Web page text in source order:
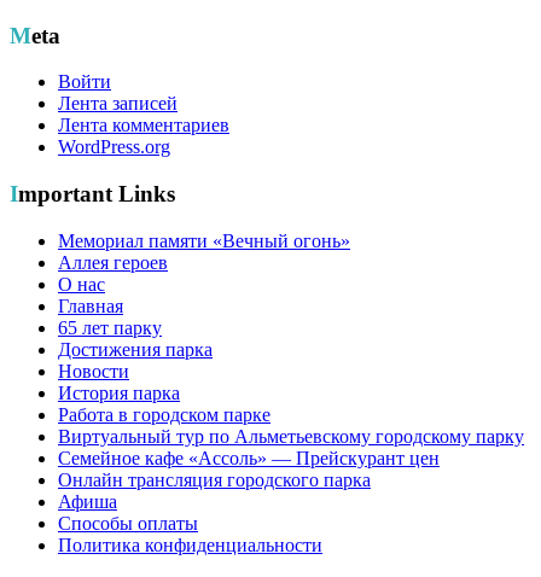
Meta
Войти
Лента записей
Лента комментариев
WordPress.org
Important Links
Мемориал памяти «Вечный огонь»
Аллея героев
О нас
Главная
65 лет парку
Достижения парка
Новости
История парка
Работа в городском парке
Виртуальный тур по Альметьевскому городскому парку
Семейное кафе «Ассоль» — Прейскурант цен
Онлайн трансляция городского парка
Афиша
Способы оплаты
Политика конфиденциальности